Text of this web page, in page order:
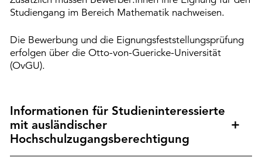
Studiengang im Bereich Mathematik nachweisen.
Die Bewerbung und die Eignungsfeststellungsprüfung
erfolgen über die Otto-von-Guericke-Universität
(OvGU).
Informationen für Studieninteressierte
mit ausländischer
Hochschulzugangsberechtigung